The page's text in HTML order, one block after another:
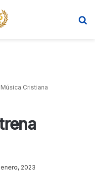
Cristiana
2023